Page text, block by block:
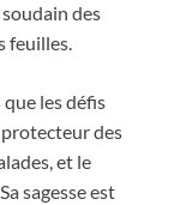
des
feuilles.
les défis
des
et le
sagesse est